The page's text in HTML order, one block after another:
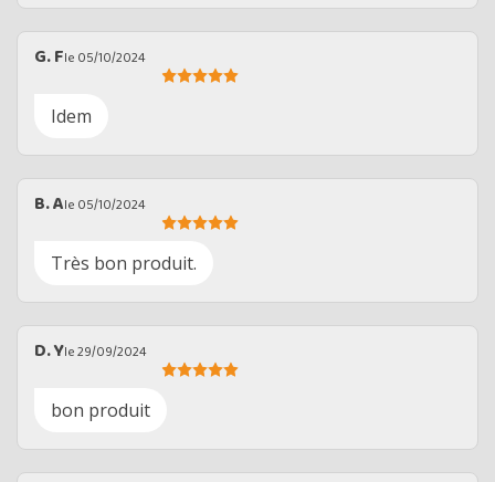
G. Fle 05/10/2024
Idem
B. Ale 05/10/2024
Très bon produit.
D. Yle 29/09/2024
bon produit